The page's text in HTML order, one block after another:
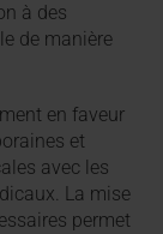
à des
de manière
en faveur
et
avec les
La mise
permet